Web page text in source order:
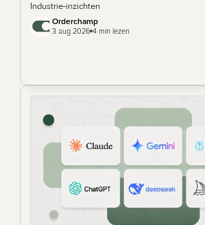
Industrie-inzichten
Orderchamp
3 aug 2026 4 min lezen